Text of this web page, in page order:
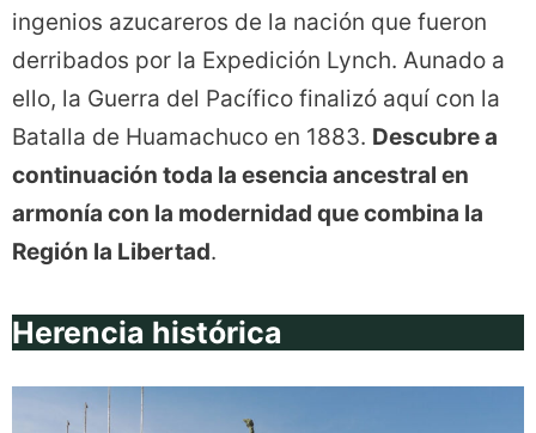
ingenios azucareros de la nación que fueron
derribados por la Expedición Lynch. Aunado a
ello, la Guerra del Pacífico finalizó aquí con la
Batalla de Huamachuco en 1883. Descubre a
continuación toda la esencia ancestral en
armonía con la modernidad que combina la
Región la Libertad.
Herencia histórica